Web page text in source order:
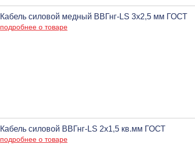
Кабель силовой медный ВВГнг-LS 3х2,5 мм ГОСТ
подробнее о товаре
Кабель силовой ВВГнг-LS 2х1,5 кв.мм ГОСТ
подробнее о товаре